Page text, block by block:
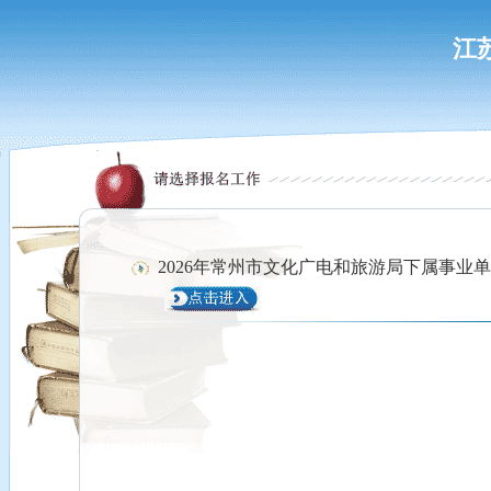
江
2026年常州市文化广电和旅游局下属事业